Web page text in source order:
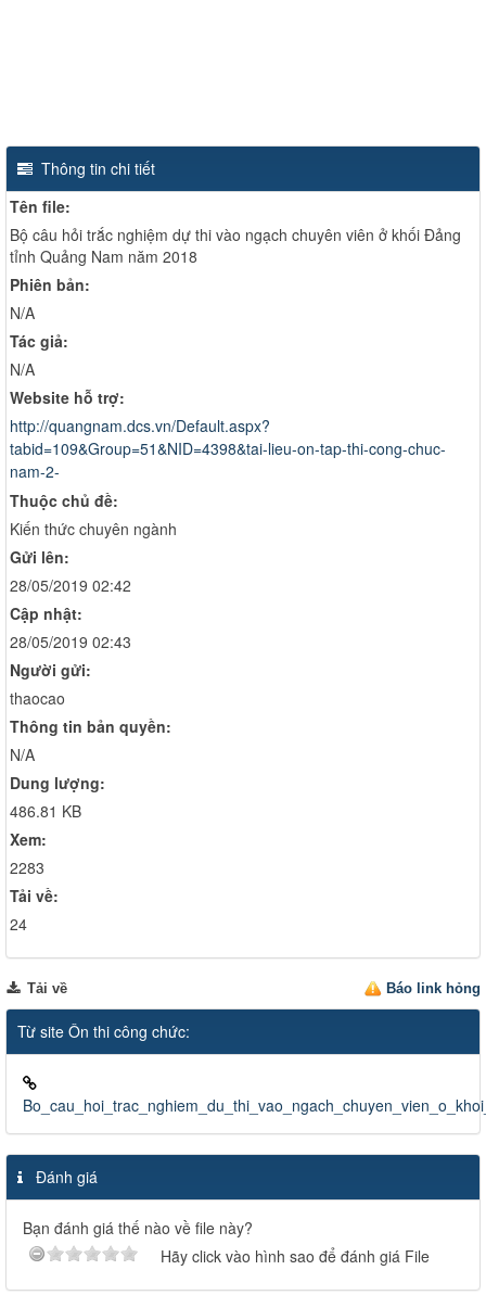
Thông tin chi tiết
Tên file:
Bộ câu hỏi trắc nghiệm dự thi vào ngạch chuyên viên ở khối Đảng
tỉnh Quảng Nam năm 2018
Phiên bản:
N/A
Tác giả:
N/A
Website hỗ trợ:
http://quangnam.dcs.vn/Default.aspx?
tabid=109&Group=51&NID=4398&tai-lieu-on-tap-thi-cong-chuc-
nam-2-
Thuộc chủ đề:
Kiến thức chuyên ngành
Gửi lên:
28/05/2019 02:42
Cập nhật:
28/05/2019 02:43
Người gửi:
thaocao
Thông tin bản quyền:
N/A
Dung lượng:
486.81 KB
Xem:
2283
Tải về:
24
Báo link hỏng
Tải về
Từ site Ôn thi công chức:
Đánh giá
Bạn đánh giá thế nào về file này?
Hãy click vào hình sao để đánh giá File